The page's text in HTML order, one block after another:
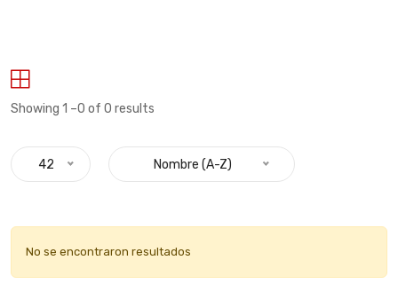
Showing 1 –0 of 0 results
42 Nombre (A-Z)
No se encontraron resultados